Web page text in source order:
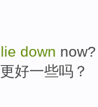
lie down now?
更好一些吗？